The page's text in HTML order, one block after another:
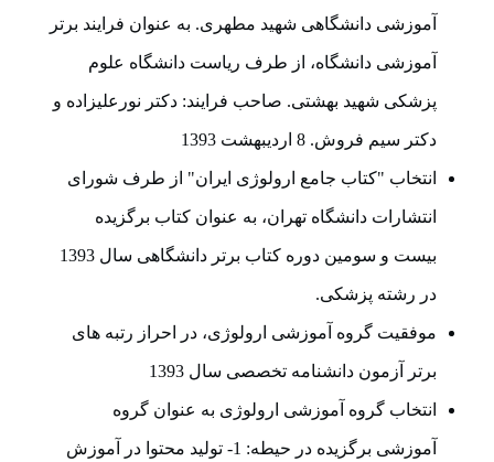
آموزشی دانشگاهی شهید مطهری. به عنوان فرایند برتر
آموزشی دانشگاه، از طرف ریاست دانشگاه علوم
پزشکی شهید بهشتی. صاحب فرایند: دکتر نورعلیزاده و
دکتر سیم فروش. 8 اردیبهشت 1393
انتخاب "کتاب جامع ارولوژی ایران" از طرف شورای
انتشارات دانشگاه تهران، به عنوان کتاب برگزیده
بیست و سومین دوره کتاب برتر دانشگاهی سال 1393
در رشته پزشکی.
موفقیت گروه آموزشی ارولوژی، در احراز رتبه های
برتر آزمون دانشنامه تخصصی سال 1393
انتخاب گروه آموزشی ارولوژی به عنوان گروه
آموزشی برگزیده در حیطه: 1- تولید محتوا در آموزش